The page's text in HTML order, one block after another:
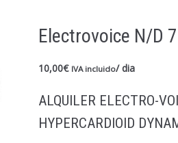
Electrovoice N/D
10,00€ IVA incluido/ dia
ALQUILER ELECTRO-
HYPERCARDIOID